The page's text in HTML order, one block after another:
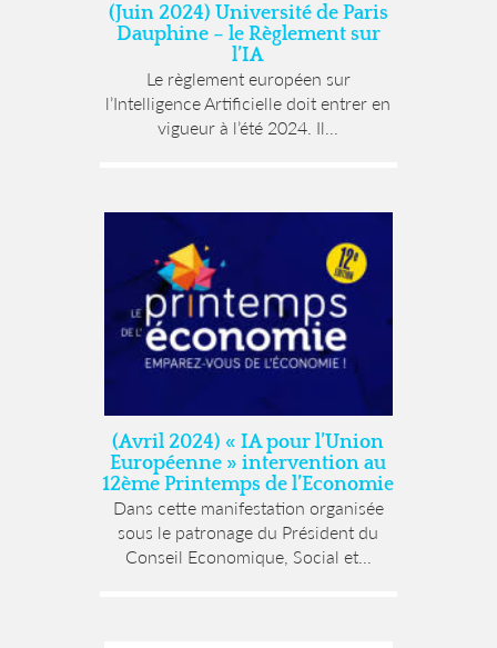
(Juin 2024) Université de Paris
Dauphine – le Règlement sur
l’IA
Le règlement européen sur
l’Intelligence Artificielle doit entrer en
vigueur à l’été 2024. Il...
(Avril 2024) « IA pour l’Union
Européenne » intervention au
12ème Printemps de l’Economie
Dans cette manifestation organisée
sous le patronage du Président du
Conseil Economique, Social et...